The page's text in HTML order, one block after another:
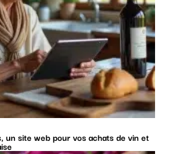
un site web pour vos achats de vin et